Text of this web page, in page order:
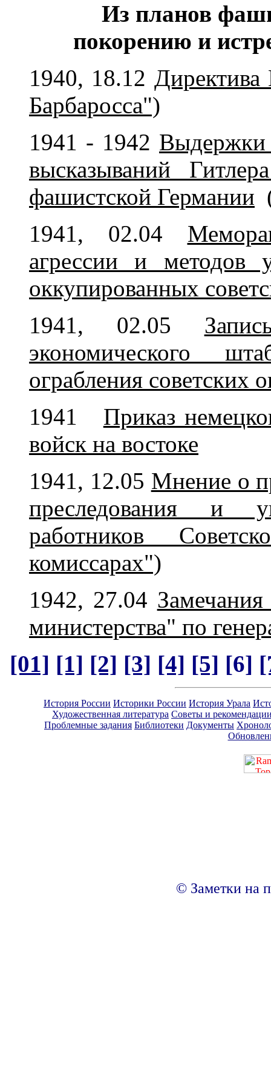
Из планов
покорению и
1940, 18.12
Барбаросса")
1941 - 1942 Выдержки
высказываний
фашистской Германии
1941, 02.04
агрессии и методов
оккупированных
1941, 02.05
экономического
ограбления советских
1941
Приказ
войск на востоке
1941, 12.05 Мнение о
преследования и
работников
комиссарах")
1942, 27.04
министерства" по
[01] [1] [2] [3] [4] [5] [6]
История России Историки России История Урала
Художественная литература Советы и
Проблемные задания Библиотеки Документы
© Заметки на